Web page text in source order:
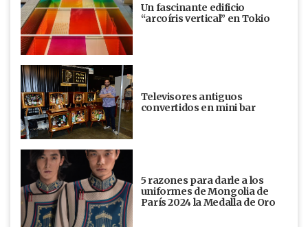
Un fascinante edificio
“arcoíris vertical” en Tokio
Televisores antiguos
convertidos en mini bar
5 razones para darle a los
uniformes de Mongolia de
París 2024 la Medalla de Oro